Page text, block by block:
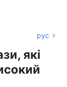
рус
які